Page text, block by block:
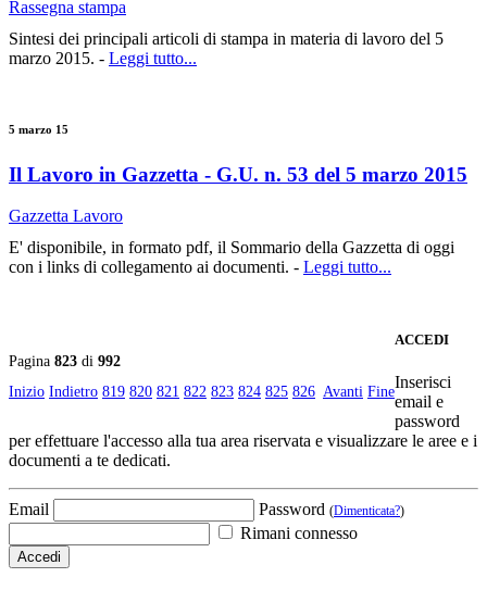
Rassegna stampa
Sintesi dei principali articoli di stampa in materia di lavoro del 5
marzo 2015. - Leggi tutto...
5 marzo 15
Il Lavoro in Gazzetta - G.U. n. 53 del 5 marzo 2015
Gazzetta Lavoro
E' disponibile, in formato pdf, il Sommario della Gazzetta di oggi
con i links di collegamento ai documenti. - Leggi tutto...
Pagina 823 di 992
Inizio Indietro 819 820 821 822 823 824 825 826 Avanti Fine
ACCEDI
Inserisci
email e
password
per effettuare l'accesso alla tua area riservata e visualizzare le aree e i
documenti a te dedicati.
Email Password (Dimenticata?)
Rimani connesso